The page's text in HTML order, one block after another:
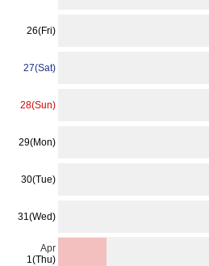
26(Fri)
27(Sat)
28(Sun)
29(Mon)
30(Tue)
31(Wed)
Apr
1(Thu)